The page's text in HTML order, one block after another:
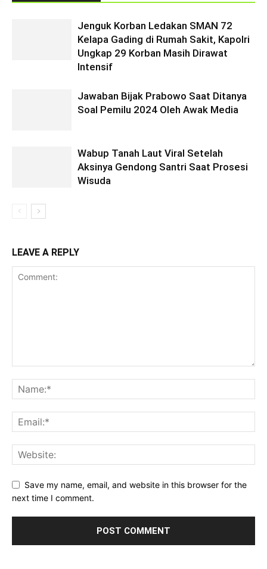
Jenguk Korban Ledakan SMAN 72
Kelapa Gading di Rumah Sakit, Kapolri
Ungkap 29 Korban Masih Dirawat
Intensif
Jawaban Bijak Prabowo Saat Ditanya
Soal Pemilu 2024 Oleh Awak Media
Wabup Tanah Laut Viral Setelah
Aksinya Gendong Santri Saat Prosesi
Wisuda
LEAVE A REPLY
Save my name, email, and website in this browser for the
next time I comment.